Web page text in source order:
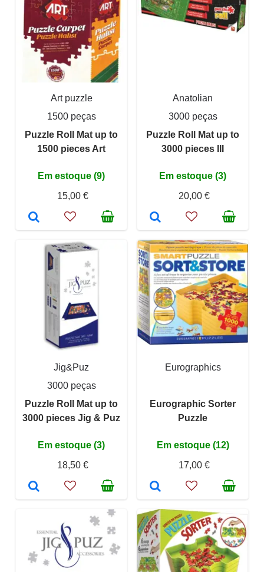
Art puzzle
1500 peças
Puzzle Roll Mat up to
1500 pieces Art
Em estoque (9)
15,00 €
Anatolian
3000 peças
Puzzle Roll Mat up to
3000 pieces III
Em estoque (3)
20,00 €
Jig&Puz
3000 peças
Puzzle Roll Mat up to
3000 pieces Jig & Puz
Em estoque (3)
18,50 €
Eurographics
Eurographic Sorter
Puzzle
Em estoque (12)
17,00 €